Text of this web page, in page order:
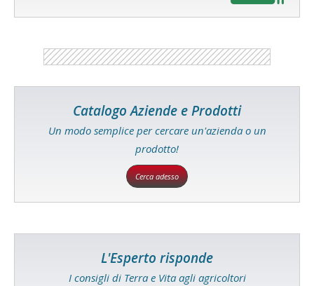
Catalogo Aziende e Prodotti
Un modo semplice per cercare un'azienda o un
prodotto!
Cerca adesso
L'Esperto risponde
I consigli di Terra e Vita agli agricoltori